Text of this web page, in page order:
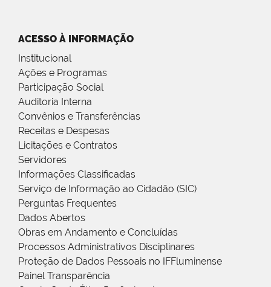
ACESSO À INFORMAÇÃO
Institucional
Ações e Programas
Participação Social
Auditoria Interna
Convênios e Transferências
Receitas e Despesas
Licitações e Contratos
Servidores
Informações Classificadas
Serviço de Informação ao Cidadão (SIC)
Perguntas Frequentes
Dados Abertos
Obras em Andamento e Concluídas
Processos Administrativos Disciplinares
Proteção de Dados Pessoais no IFFluminense
Painel Transparência